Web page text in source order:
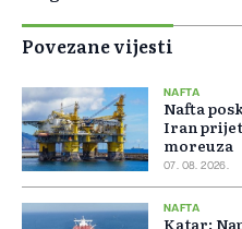
Povezane vijesti
NAFTA
Nafta
Iran
moreuza
07. 08. 2026.
NAFTA
Katar: